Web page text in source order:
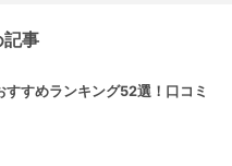
記事
すめランキング52選！口コミ